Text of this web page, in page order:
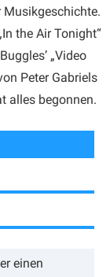
Musikgeschichte.
the Air Tonight“
„Video
Peter Gabriels
alles begonnen.
einen